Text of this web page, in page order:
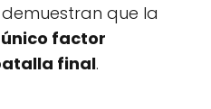
que la
factor
final.